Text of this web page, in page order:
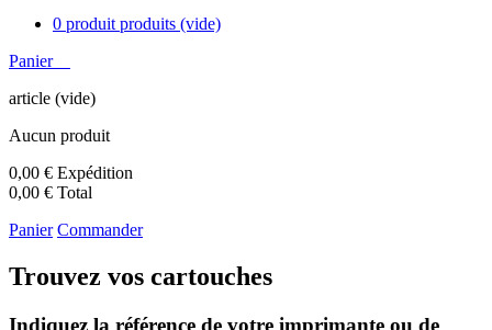
0 produit produits (vide)
Panier
article (vide)
Aucun produit
0,00 € Expédition
0,00 € Total
Panier Commander
Trouvez vos cartouches
Indiquez la référence de votre imprimante ou de